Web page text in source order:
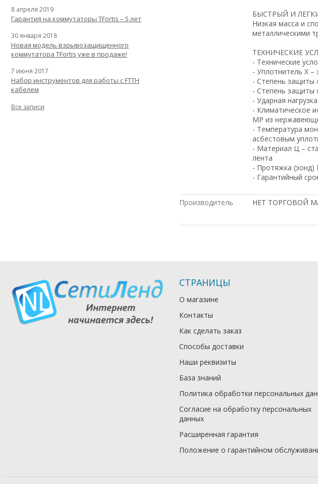
БЫСТРЫЙ И
Низкая масса и
металлическими
ТЕХНИЧЕСКИЕ
- Технические
- Уплотнитель Х
- Степень защиты
- Степень защиты
- Ударная
- Климатическое
МР из
- Температура
асбестовым
- Материал Ц –
лента
- Протяжка (зонд)
- Гарантийный
Производитель НЕТ ТОРГОВОЙ
8 апреля 2019
Гарантия на коммутаторы TFortis – 5 лет
30 января 2018
Новая модель взрывозащищенного
коммутатора TFortis уже в продаже!
7 июня 2017
Набор инструментов для работы с FTTH
кабелем
Все записи
СТРАНИЦЫ
О магазине
Контакты
Как сделать заказ
Способы доставки
Наши реквизиты
База знаний
Политика обработки персональных
Согласие на обработку персональных
данных
Расширенная гарантия
Положение о гарантийном